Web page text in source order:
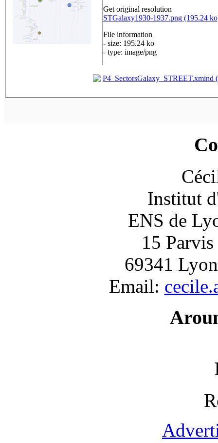
Get original resolution
STGalaxy1930-1937.png (195.24
File information
- size: 195.24 ko
- type: image/png
P4_SectorsGalaxy_STREET.xmind
Institut
ENS de
15 Parvis
69341
Email: